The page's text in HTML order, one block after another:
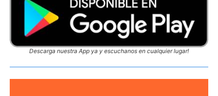
Descarga nuestra App ya y escuchanos en cualquier lugar!